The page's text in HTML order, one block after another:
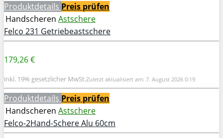
Produktdetails Preis prüfen
Handscheren Astschere
Felco 231 Getriebeastschere
179,26 €
inkl. 19% gesetzlicher MwSt.Zuletzt aktualisiert am: 7. August 2026 0:19
Produktdetails Preis prüfen
Handscheren Astschere
Felco-2Hand-Schere Alu 60cm